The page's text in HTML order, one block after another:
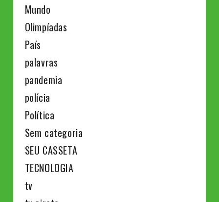
Mundo
Olimpíadas
País
palavras
pandemia
polícia
Política
Sem categoria
SEU CASSETA
TECNOLOGIA
tv